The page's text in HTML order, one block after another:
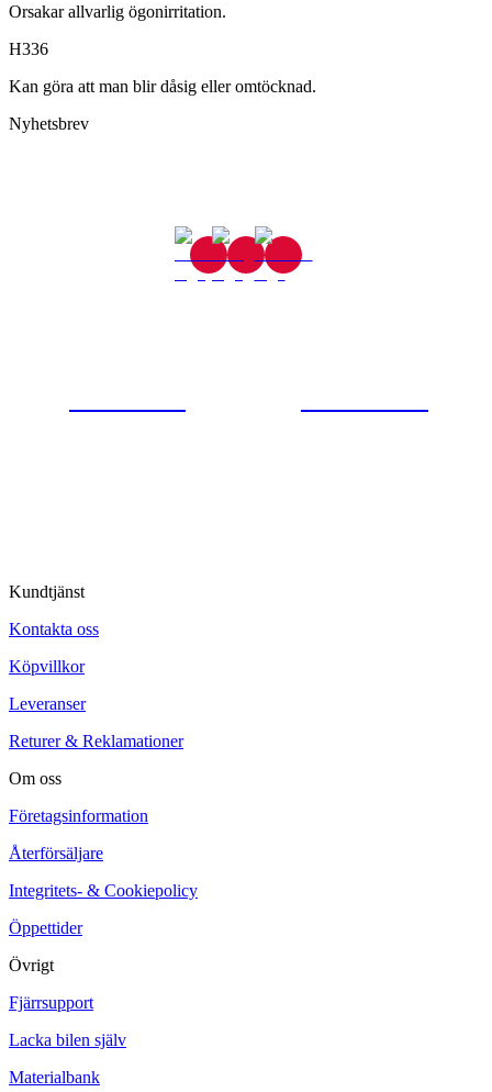
Orsakar allvarlig ögonirritation.
H336
Kan göra att man blir dåsig eller omtöcknad.
Nyhetsbrev
Kundtjänst
Kontakta oss
Köpvillkor
Leveranser
Returer & Reklamationer
Om oss
Företagsinformation
Återförsäljare
Integritets- & Cookiepolicy
Öppettider
Övrigt
Fjärrsupport
Lacka bilen själv
Materialbank